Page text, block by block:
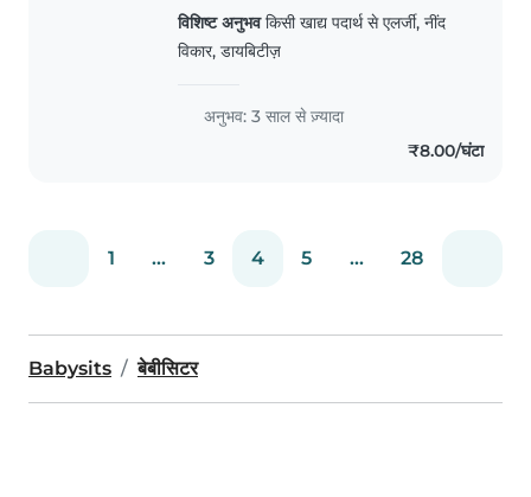
पड़ोसियों के बच्चों की बेबीसिटिंग की है। फ़िलहाल
मैं एक प्राथमिक विद्यालय में टीचर हूँ। मुझे अपने
खाली समय में फिर से बेबीसिटिंग करने की इच्छा है
विशिष्ट अनुभवकिसी खाद्य पदार्थ से एलर्जी, नींद
विकार, डायबिटीज़
अनुभव: 3 साल से ज़्यादा
₹8.00/घंटा
1 ... 3 4 5 ... 28
Babysits बेबीसिटर